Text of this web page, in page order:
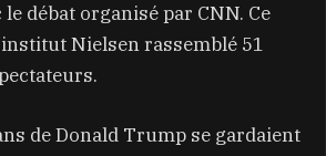
débat organisé par CNN. Ce
Nielsen rassemblé 51
de Donald Trump se gardaient